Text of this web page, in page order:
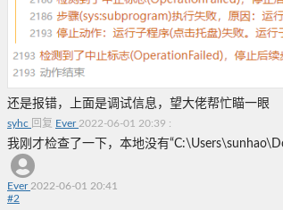
还是报错，上面是调试信息，望大佬帮忙瞄一眼
syhc 回复 Ever 2022-06-01 20:39 :
我刚才检查了一下，本地没有
Ever2022-06-01 20:41
#2